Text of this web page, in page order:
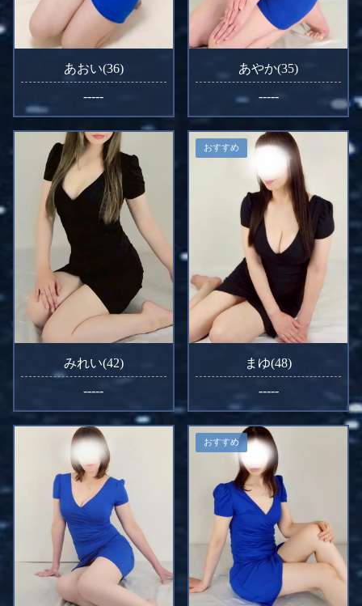
あおい(36)
-----
あやか(35)
-----
みれい(42)
-----
おすすめ
まゆ(48)
-----
おすすめ